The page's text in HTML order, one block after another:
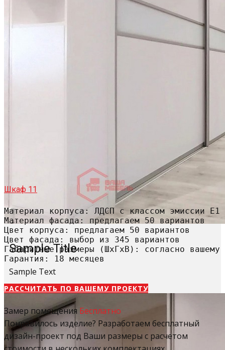
Sample Title
Sample Text
Шкаф 11
Материал корпуса: ЛДСП с классом эмиссии Е1
Материал фасада: предлагаем 50 вариантов
Цвет корпуса: предлагаем 50 вариантов
Цвет фасада: выбор из 345 вариантов
Габаритные размеры (ШхГхВ): согласно вашему
Гарантия: 18 месяцев
РАССЧИТАТЬ​ ПО ВАШЕМУ ПРОЕКТУ
Замер помещения Бесплатно
Понравилось изделие? Разработаем бесплатный
дизайн-проект под Ваши размеры с расчетом